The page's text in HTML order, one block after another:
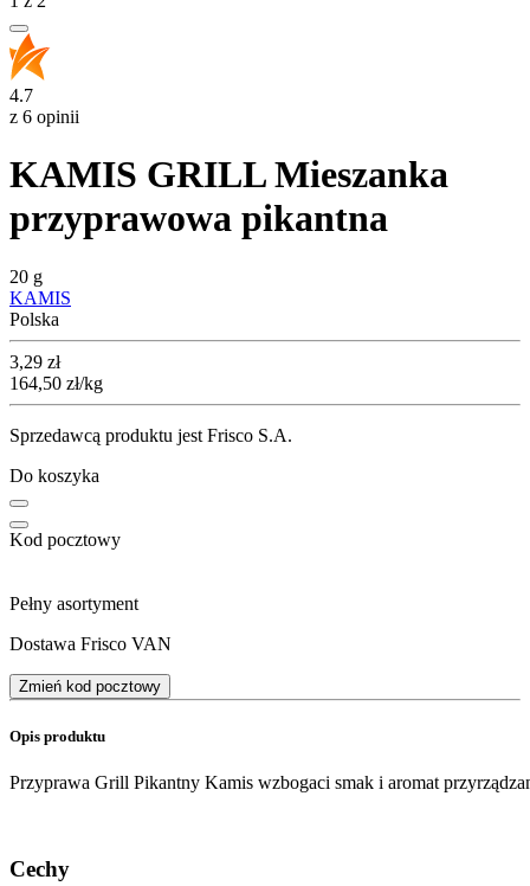
4.7
z 6 opinii
KAMIS GRILL Mieszanka
przyprawowa pikantna
20 g
KAMIS
Polska
Cena
3,29 zł
164,50 zł/kg
Sprzedawcą produktu jest Frisco S.A.
Do koszyka
Kod pocztowy
Pełny asortyment
Dostawa Frisco VAN
Zmień kod pocztowy
Opis produktu
Przyprawa Grill Pikantny Kamis wzbogaci smak i aromat
Cechy